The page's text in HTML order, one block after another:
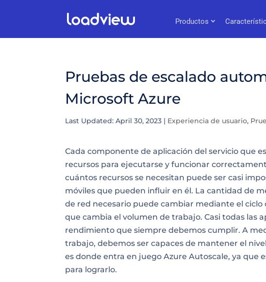
Productos
Pruebas de escalado
Microsoft Azure
Last Updated: April 30, 2023 | Experiencia de usuario,
Cada componente de aplicación delservicio que
recursos para ejecutarse y funcionar
cuántos recursos se necesitan puede ser casi
móviles que pueden influir en él. La cantidad de
de red necesario puede cambiar mediante el ciclo
que cambia el volumen de trabajo. Casi todas las
rendimiento que siempre debemos cumplir. A
trabajo, debemos ser capaces de mantener el
es donde entra en juego Azure Autoscale, ya que
para lograrlo.